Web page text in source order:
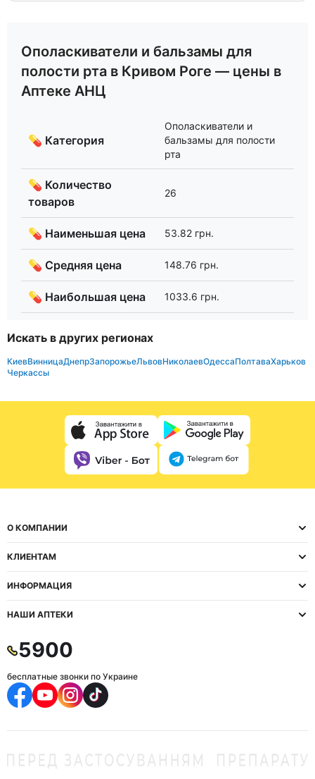
Ополаскиватели и бальзамы для
полости рта в Кривом Роге — цены в
Аптеке АНЦ
💊 Категория
Ополаскиватели и
бальзамы для полости
рта
💊 Количество
товаров
26
💊 Наименьшая цена 53.82 грн.
💊 Средняя цена 148.76 грн.
💊 Наибольшая цена 1033.6 грн.
Искать в других регионах
КиевВинницаДнепрЗапорожьеЛьвовНиколаевОдессаПолтаваХарьков
Черкассы
О КОМПАНИИ
КЛИЕНТАМ
ИНФОРМАЦИЯ
НАШИ АПТЕКИ
5900
бесплатные звонки по Украине